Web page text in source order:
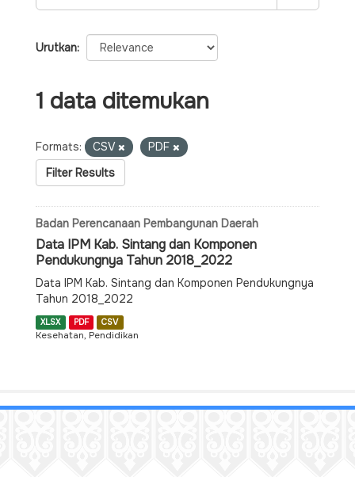
Urutkan
1 data ditemukan
Formats: CSV
PDF
Filter Results
Badan Perencanaan Pembangunan Daerah
Data IPM Kab. Sintang dan Komponen
Pendukungnya Tahun 2018_2022
Data IPM Kab. Sintang dan Komponen Pendukungnya
Tahun 2018_2022
XLSX PDF CSV
Kesehatan, Pendidikan